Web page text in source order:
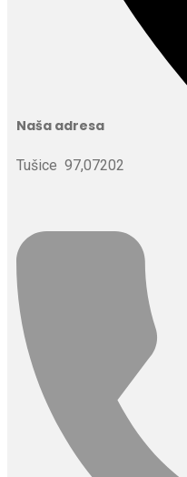
Naša adresa
Tušice 97,07202